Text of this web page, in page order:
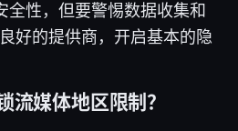
全性，但要警惕数据收集和
好的提供商，开启基本的隐
流媒体地区限制？